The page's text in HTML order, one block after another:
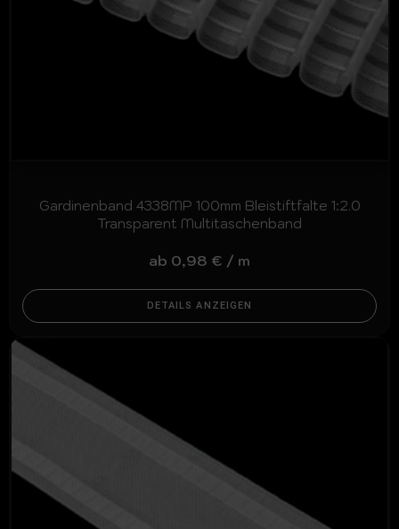
Gardinenband 4338MP 100mm Bleistiftfalte 1:2.0
Transparent Multitaschenband
ab 0,98 € / m
DETAILS ANZEIGEN